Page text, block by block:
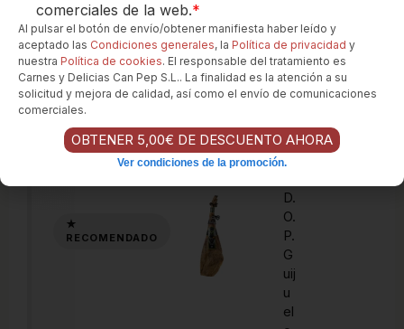
ot
a
10
0
%
ér
ic
D.
O.
P.
G
uij
u
el
comerciales de la web.*
Al pulsar el botón de envío/obtener manifiesta haber leído y
aceptado las Condiciones generales, la Política de privacidad y
nuestra Política de cookies. El responsable del tratamiento es
Carnes y Delicias Can Pep S.L.. La finalidad es la atención a su
solicitud y mejora de calidad, así como el envío de comunicaciones
comerciales.
OBTENER 5,00€ DE DESCUENTO AHORA
Ver condiciones de la promoción.